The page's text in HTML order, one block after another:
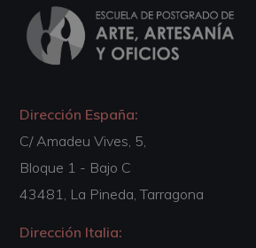
Dirección España:
C/ Amadeu Vives, 5,
Bloque 1 - Bajo C
43481, La Pineda, Tarragona
Dirección Italia: